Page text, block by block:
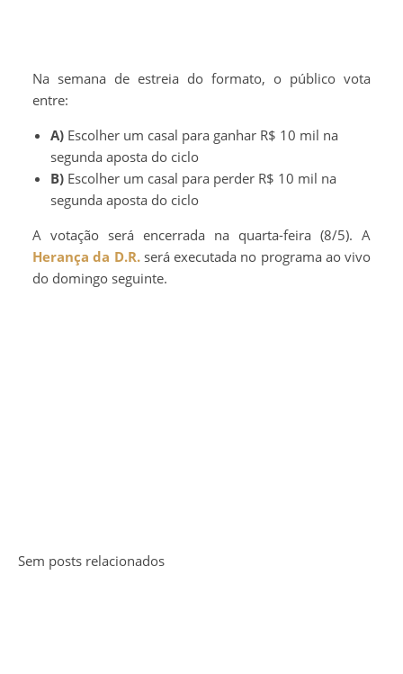
Na semana de estreia do formato, o público vota
entre:
A) Escolher um casal para ganhar R$ 10 mil na
segunda aposta do ciclo
B) Escolher um casal para perder R$ 10 mil na
segunda aposta do ciclo
A votação será encerrada na quarta-feira (8/5). A
Herança da D.R.será executada no programa ao vivo
do domingo seguinte.
Sem posts relacionados